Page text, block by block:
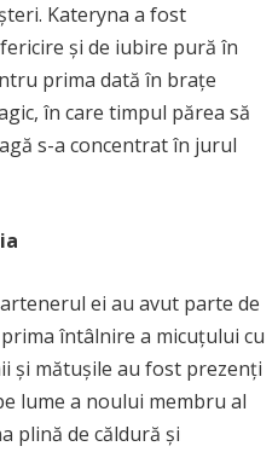
Kateryna a fost
și de iubire pură în
prima dată în brațe
în care timpul părea să
s-a concentrat în jurul
ei au avut parte de
întâlnire a micuțului cu
și mătușile au fost prezenți
lume a noului membru al
plină de căldură și